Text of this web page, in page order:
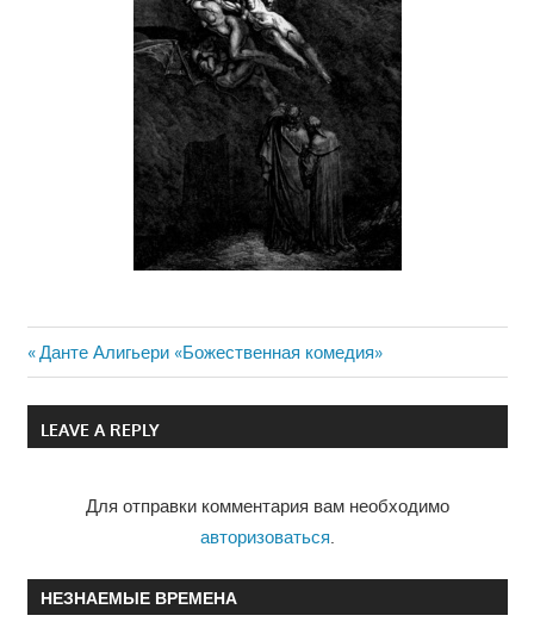
Навигация
по
Previous
Post:
Данте Алигьери «Божественная комедия»
LEAVE A REPLY
Для отправки комментария вам необходимо
авторизоваться
НЕЗНАЕМЫЕ ВРЕМЕНА